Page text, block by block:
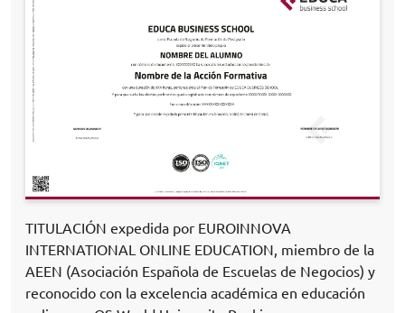
TITULACIÓN expedida por EUROINNOVA
INTERNATIONAL ONLINE EDUCATION, miembro de la
AEEN (Asociación Española de Escuelas de Negocios) y
reconocido con la excelencia académica en educación